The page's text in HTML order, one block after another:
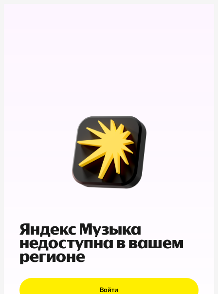
Яндекс Музыка
недоступна в вашем
регионе
Войти